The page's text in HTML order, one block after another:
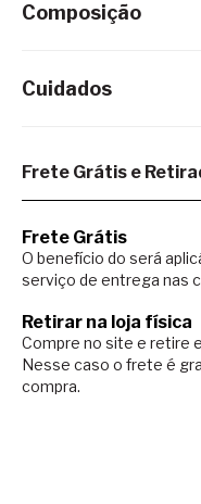
Composição
Cuidados
Frete Grátis e
Frete Grátis
O benefício do será
serviço de entrega nas
Retirar na loja física
Compre no site e retire
Nesse caso o frete é
compra.